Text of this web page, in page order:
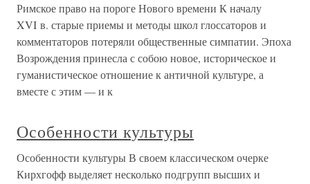
Римское право на пороге Нового времени К началу
XVI в. старые приемы и методы школ глоссаторов и
комментаторов потеряли общественные симпатии. Эпоха
Возрождения принесла с собою новое, историческое и
гуманистическое отношение к античной культуре, а
вместе с этим — и к
Особенности культуры
Особенности культуры В своем классическом очерке
Кирхгофф выделяет несколько подгрупп высших и